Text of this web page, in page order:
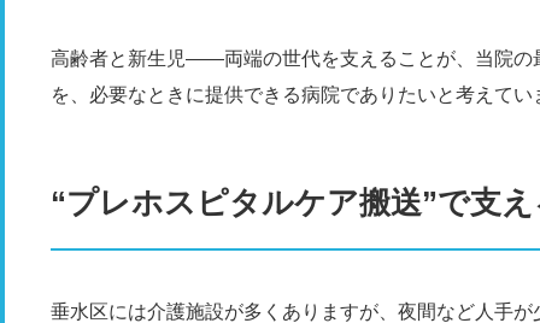
高齢者と新生児――両端の世代を支えることが、当院の
を、必要なときに提供できる病院でありたいと考えてい
“プレホスピタルケア搬送”で支
垂水区には介護施設が多くありますが、夜間など人手